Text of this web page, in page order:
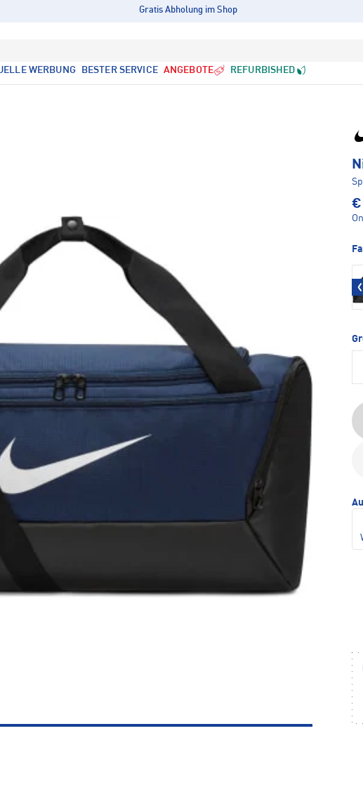
Gratis Abholung im Shop
WERBUNG BESTER SERVICE ANGEBOTE REFURBISHED
€